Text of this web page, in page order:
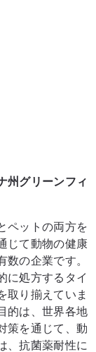
州グリーンフィ
ペットの両方を
じて動物の健康
の企業です。
に処方するタイ
取り揃えていま
的は、世界各地
策を通じて、動
、抗菌薬耐性に